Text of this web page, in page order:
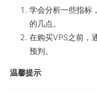
学会分析一些指标
的几点。
在购买VPS之前，
预判。
温馨提示